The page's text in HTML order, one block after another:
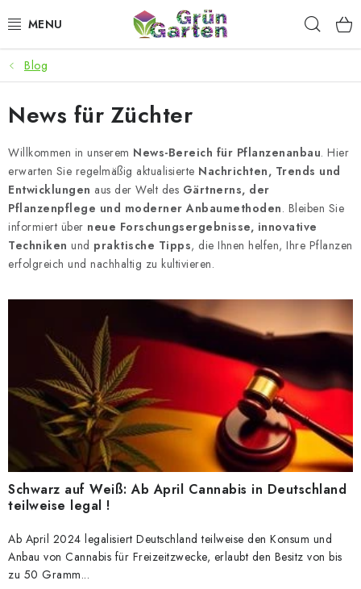
Inhalt
ANGEBOTE
LED PFLANZENLAMPEN
ANBAUBEDARF FÜR DEN HEIMANBAU
AQUARISTIK
MICROGREENS
Geschäftsbewertung Kaufberatung AGB
Datenschutzerklärung Impressum
Blog
News für Züchter
Willkommen in unserem News-Bereich für Pflanzenanbau. Hier
erwarten Sie regelmäßig aktualisierte Nachrichten, Trends und
Entwicklungen aus der Welt des Gärtnerns, der
Pflanzenpflege und moderner Anbaumethoden. Bleiben Sie
informiert über neue Forschungsergebnisse, innovative
Techniken und praktische Tipps, die Ihnen helfen, Ihre Pflanzen
erfolgreich und nachhaltig zu kultivieren.
L
e
r
A
r
t
i
k
Schwarz auf Weiß: Ab April Cannabis in Deutschland
teilweise legal !
Ab April 2024 legalisiert Deutschland teilweise den Konsum und
Anbau von Cannabis für Freizeitzwecke, erlaubt den Besitz von bis
zu 50 Gramm...